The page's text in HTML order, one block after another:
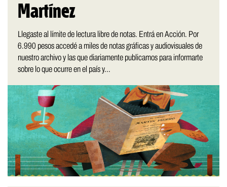
Martínez
Llegaste al límite de lectura libre de notas. Entrá en Acción. Por
6.990 pesos accedé a miles de notas gráficas y audiovisuales de
nuestro archivo y las que diariamente publicamos para informarte
sobre lo que ocurre en el país y...